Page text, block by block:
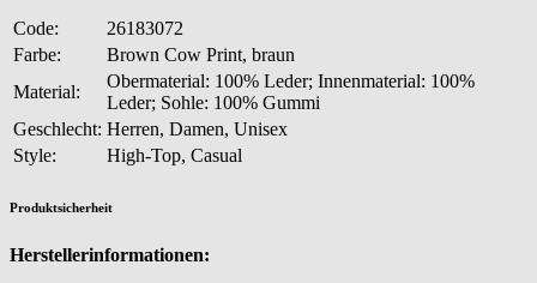
Code:
26183072
Farbe:
Brown Cow Print, braun
Material:
Obermaterial: 100% Leder; Innenmaterial: 100%
Leder; Sohle: 100% Gummi
Geschlecht: Herren, Damen, Unisex
Style:
High-Top, Casual
Produktsicherheit
Herstellerinformationen: